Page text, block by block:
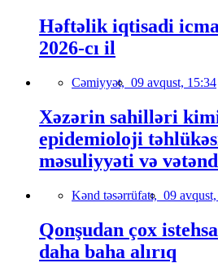
Həftəlik iqtisadi
2026-cı il
Cəmiyyət, 09 avqust, 15:34
Xəzərin sahilləri
epidemioloji
məsuliyyəti və
Kənd təsərrüfatı, 09
Qonşudan çox
daha baha alırıq